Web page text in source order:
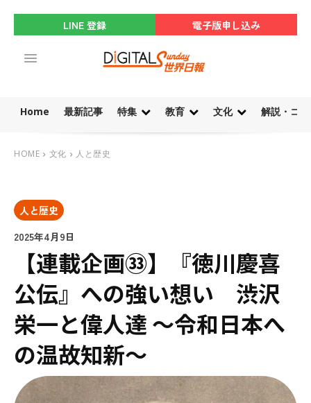
LINE 登録 電子版申し込み
Home 最新記事 特集 教育 文化 解説・コ
HOME 文化 人と歴史
人と歴史
2025年4月9日
【連載企画㉝】『徳川慶喜
公伝』への強い想い 渋沢
栄一と偉人達 ～令和日本へ
の温故知新～